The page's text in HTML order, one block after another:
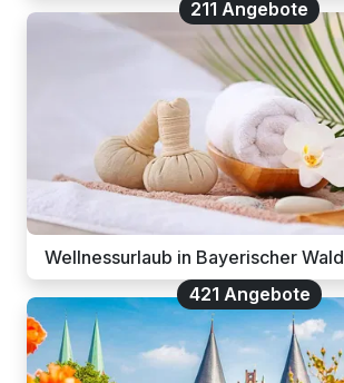
211 Angebote
Wellnessurlaub in Bayerischer Wald
421 Angebote